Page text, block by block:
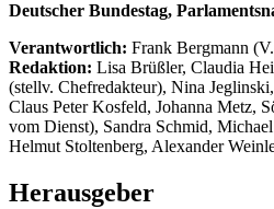
Deutscher Bundestag,
Verantwortlich: Frank Bergmann
Redaktion: Lisa Brüßler, Claudia
(stellv. Chefredakteur), Nina Jeglinski,
Claus Peter Kosfeld, Johanna Metz,
vom Dienst), Sandra Schmid,
Helmut Stoltenberg, Alexander
Herausgeber